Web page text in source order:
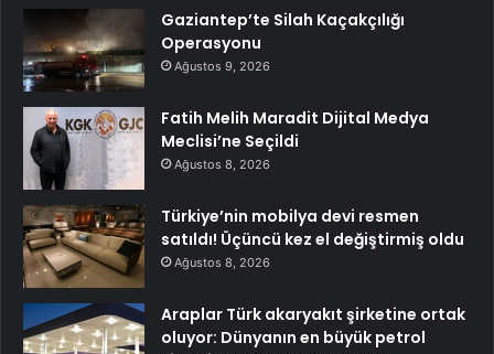
Gaziantep’te Silah Kaçakçılığı
Operasyonu
Ağustos 9, 2026
Fatih Melih Maradit Dijital Medya
Meclisi’ne Seçildi
Ağustos 8, 2026
Türkiye’nin mobilya devi resmen
satıldı! Üçüncü kez el değiştirmiş oldu
Ağustos 8, 2026
Araplar Türk akaryakıt şirketine ortak
oluyor: Dünyanın en büyük petrol